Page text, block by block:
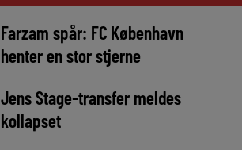
Farzam spår: FC København
henter en stor stjerne
Jens Stage-transfer meldes
kollapset